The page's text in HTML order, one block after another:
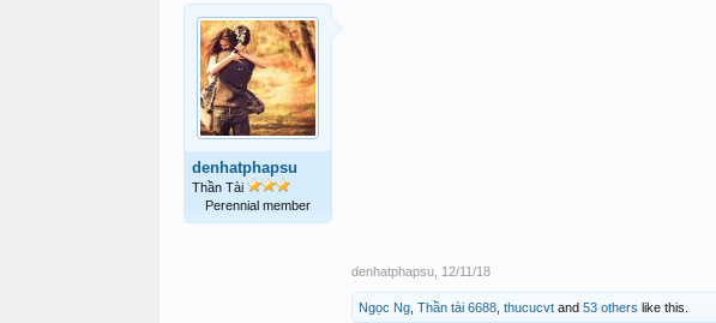
denhatphapsu
Thần Tài
Perennial member
denhatphapsu 12/11/18
Ngọc Ng Thần tài 6688 thucucvt and 53 others like this.